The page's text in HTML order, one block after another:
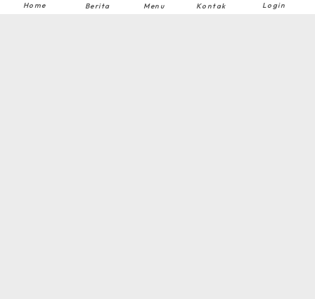
Home Berita Menu Kontak Login